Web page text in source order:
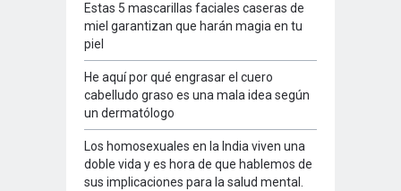
Estas 5 mascarillas faciales caseras de
miel garantizan que harán magia en tu
piel
He aquí por qué engrasar el cuero
cabelludo graso es una mala idea según
un dermatólogo
Los homosexuales en la India viven una
doble vida y es hora de que hablemos de
sus implicaciones para la salud mental.